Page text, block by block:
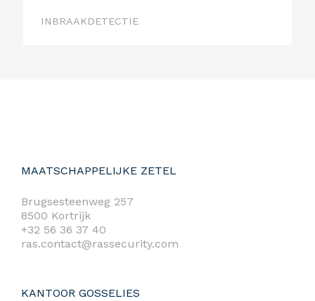
INBRAAKDETECTIE
MAATSCHAPPELIJKE ZETEL
Brugsesteenweg 257
8500 Kortrijk
+32 56 36 37 40
ras.contact@rassecurity.com
KANTOOR GOSSELIES